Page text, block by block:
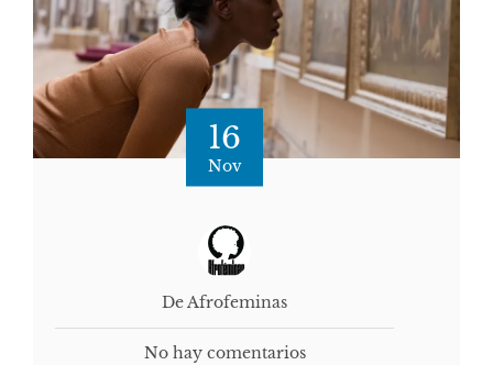
16
Nov
De Afrofeminas
No hay comentarios